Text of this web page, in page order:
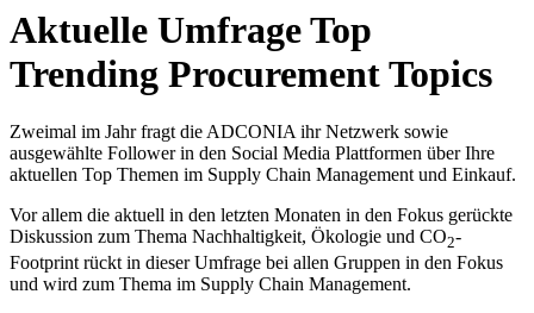
Aktuelle Umfrage Top
Trending Procurement Topics
Zweimal im Jahr fragt die ADCONIA ihr Netzwerk sowie
ausgewählte Follower in den Social Media Plattformen über Ihre
aktuellen Top Themen im Supply Chain Management und Einkauf.
Vor allem die aktuell in den letzten Monaten in den Fokus gerückte
Diskussion zum Thema Nachhaltigkeit, Ökologie und CO2-
Footprint rückt in dieser Umfrage bei allen Gruppen in den Fokus
und wird zum Thema im Supply Chain Management.